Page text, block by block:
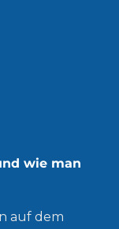
wie man
auf dem